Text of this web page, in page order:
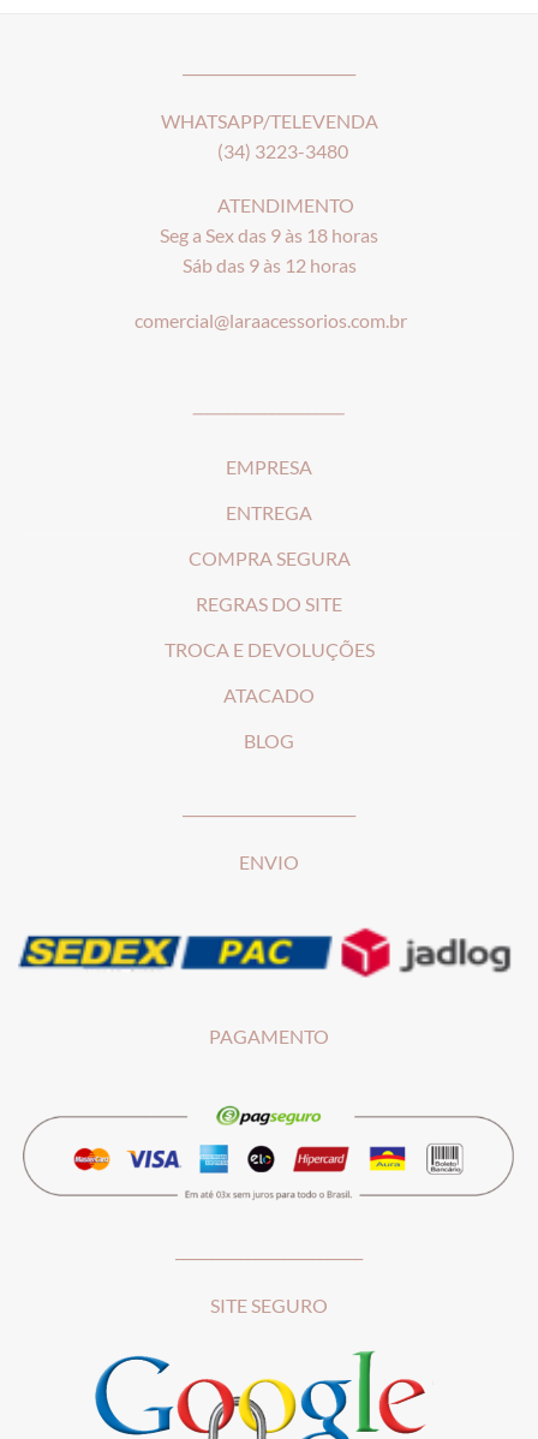
WHATSAPP/TELEVENDA
(34) 3223-3480
ATENDIMENTO
Seg a Sex das 9 às 18 horas
Sáb das 9 às 12 horas
comercial@laraacessorios.com.br
EMPRESA
ENTREGA
COMPRA SEGURA
REGRAS DO SITE
TROCA E DEVOLUÇÕES
ATACADO
BLOG
ENVIO
PAGAMENTO
SITE SEGURO